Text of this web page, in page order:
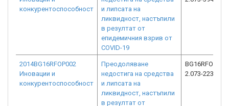
конкурентоспособност
и липсата на
ликвидност, настъпили
в резултат от
епидемичния взрив от
COVID-19
2014BG16RFOP002
Иновации и
конкурентоспособност
Преодоляване
недостига на средства
и липсата на
ликвидност, настъпили
в резултат от
BG16RFOP002-
2.073-2236-